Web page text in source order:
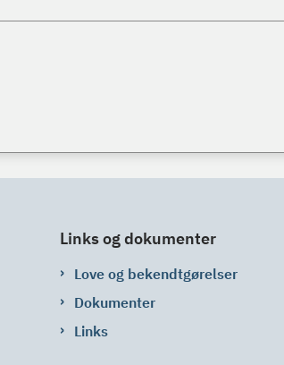
Links og dokumenter
Love og bekendtgørelser
Dokumenter
Links